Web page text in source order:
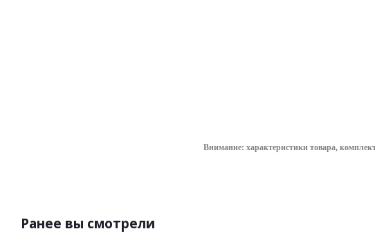
Внимание: характеристики товара,
Ранее вы смотрели